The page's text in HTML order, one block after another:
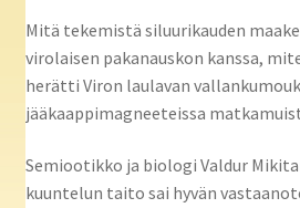
Mitä tekemistä siluurikauden
virolaisen pakanauskon kanssa,
herätti Viron laulavan
jääkaappimagneeteissa
Semiootikko ja biologi Valdur
kuuntelun taito sai hyvän